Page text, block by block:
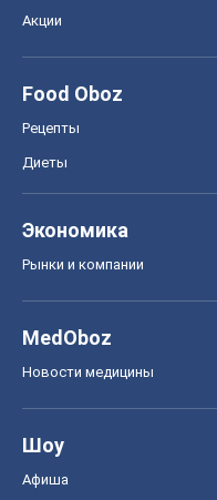
Акции
Food Oboz
Рецепты
Диеты
Экономика
Рынки и компании
MedOboz
Новости медицины
Шоу
Афиша